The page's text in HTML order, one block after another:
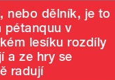
nebo dělník, je to
pétanquu v
lesíku rozdíly
a ze hry se
radují